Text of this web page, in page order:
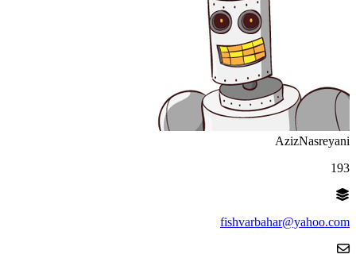
AzizNasreyani
193
fishvarbahar@yahoo.com